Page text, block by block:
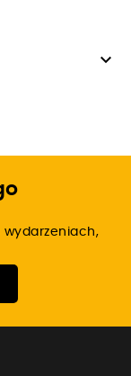

wydarzeniach,